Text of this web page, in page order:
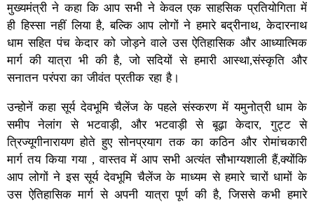
मुख्यमंत्री ने कहा कि आप सभी ने केवल एक साहसिक प्रतियोगिता में
ही हिस्सा नहीं लिया है, बल्कि आप लोगों ने हमारे बद्रीनाथ, केदारनाथ
धाम सहित पंच केदार को जोड़ने वाले उस ऐतिहासिक और आध्यात्मिक
मार्ग की यात्रा भी की है, जो सदियों से हमारी आस्था,संस्कृति और
सनातन परंपरा का जीवंत प्रतीक रहा है।
उन्होनें कहा सूर्य देवभूमि चैलेंज के पहले संस्करण में यमुनोत्री धाम के
समीप नेलांग से भटवाड़ी, और भटवाड़ी से बूढ़ा केदार, गुट्ट से
त्रिज्यूगीनारायण होते हुए सोनप्रयाग तक का कठिन और रोमांचकारी
मार्ग तय किया गया , वास्तव में आप सभी अत्यंत सौभाग्यशाली हैं,क्योंकि
आप लोगों ने इस सूर्य देवभूमि चैलेंज के माध्यम से हमारे चारों धामों के
उस ऐतिहासिक मार्ग से अपनी यात्रा पूर्ण की है, जिससे कभी हमारे